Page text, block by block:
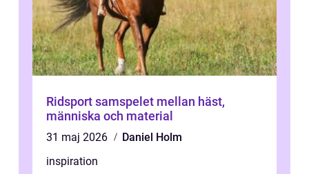
Ridsport samspelet mellan häst,
människa och material
31 maj 2026
Daniel Holm
inspiration